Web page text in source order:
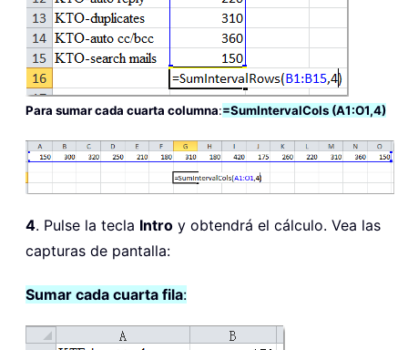
Para sumar cada cuarta columna:=SumIntervalCols (A1:O1,4)
4. Pulse la tecla Intro y obtendrá el cálculo. Vea las
capturas de pantalla:
Sumar cada cuarta fila: